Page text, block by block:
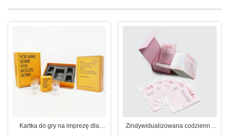
Kartka do gry na imprezę dla
Zindywidualizowana codzienna